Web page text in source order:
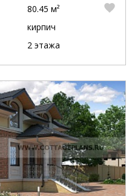
80.45 м²
кирпич
2 этажа